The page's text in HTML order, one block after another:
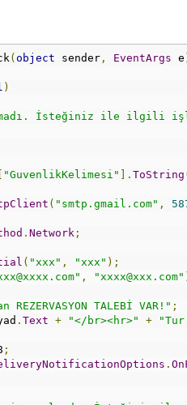
( object sender , EventArgs e
)
İsteğiniz ile ilgili
"GuvenlikKelimesi" ]. ToString
( "smtp.gmail.com" ,
. Network ;
( "xxx" , "xxx" );
, "xxxx@xxx.com"
REZERVASYON TALEBİ VAR!" ;
. Text + "</br><hr>" +
;
.